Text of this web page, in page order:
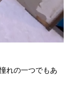
れの一つでもあ